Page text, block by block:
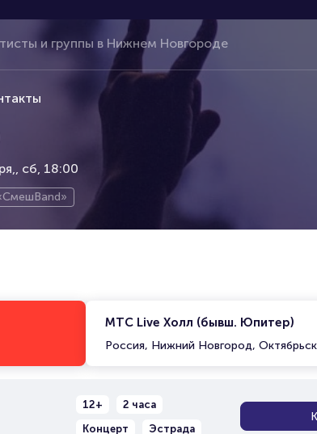
сб, 18:00
МТС Live Холл (бывш. Юпитер)
Россия, Нижний Новгород,
12+
2 часа
Концерт
Эстрада